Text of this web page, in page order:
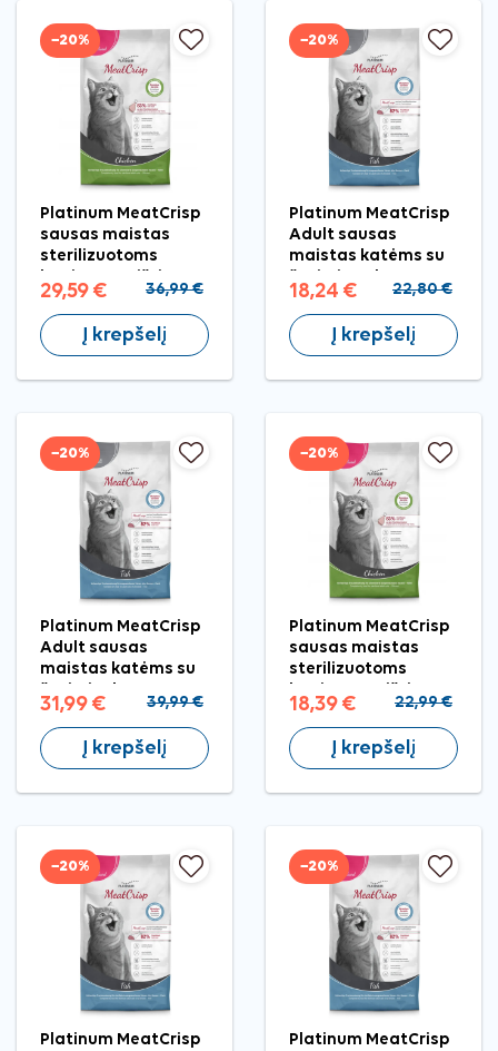
−20%
Platinum MeatCrisp
sausas maistas
sterilizuotoms
3 kg
29,59 € 36,99 €
Į krepšelį
−20%
Platinum MeatCrisp
Adult sausas
maistas katėms su
18,24 € 22,80 €
Į krepšelį
−20%
Platinum MeatCrisp
Adult sausas
maistas katėms su
31,99 € 39,99 €
Į krepšelį
−20%
Platinum MeatCrisp
sausas maistas
sterilizuotoms
1,5 kg
18,39 € 22,99 €
Į krepšelį
−20%
Platinum MeatCrisp
−20%
Platinum MeatCrisp